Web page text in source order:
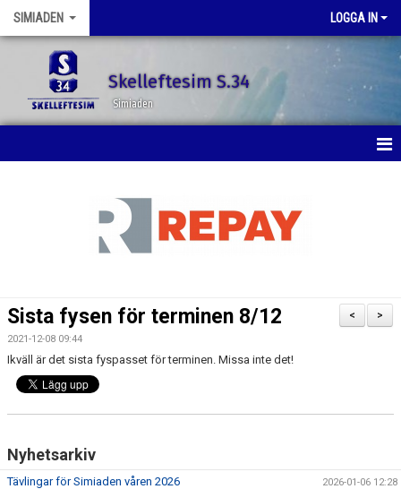
SIMIADEN LOGGA IN
Skelleftesim S.34
Simiaden
DOKUMENT
KONTAKT
>
<
Sista fysen för terminen 8/12
2021-12-08 09:44
Ikväll är det sista fyspasset för terminen. Missa inte det!
Nyhetsarkiv
Tävlingar för Simiaden våren 2026 2026-01-06 12:28